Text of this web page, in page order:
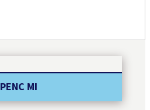
PENC MI